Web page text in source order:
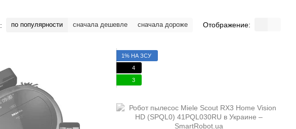
по популярности сначала дешевле сначала дороже Отображение:
1% НА ЗСУ
4
3